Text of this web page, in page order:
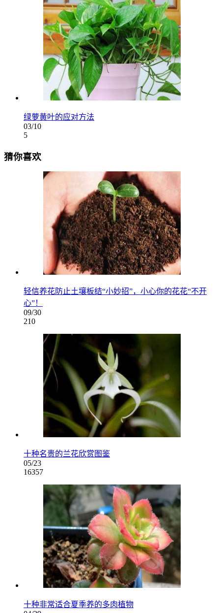
绿萝黄叶的应对方法
03/10
5
猜你喜欢
轻信养花防止土壤板结“小妙招”，小心你的花花“不开
心”！
09/30
210
十种名贵的兰花欣赏图鉴
05/23
16357
十种非常适合夏季养的多肉植物